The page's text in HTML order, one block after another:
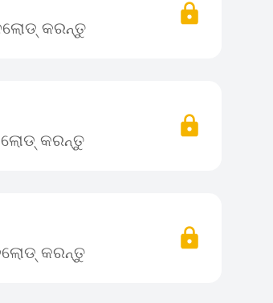
କରନ୍ତୁ
କରନ୍ତୁ
କରନ୍ତୁ